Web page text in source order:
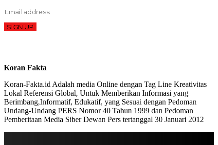
SIGN UP
Koran Fakta
Koran-Fakta.id Adalah media Online dengan Tag Line Kreativitas
Lokal Referensi Global, Untuk Memberikan Informasi yang
Berimbang,Informatif, Edukatif, yang Sesuai dengan Pedoman
Undang-Undang PERS Nomor 40 Tahun 1999 dan Pedoman
Pemberitaan Media Siber Dewan Pers tertanggal 30 Januari 2012